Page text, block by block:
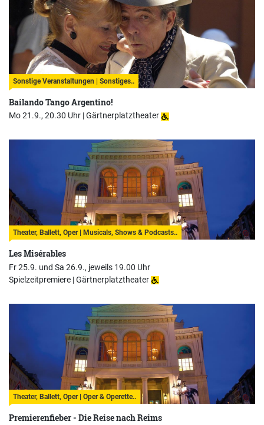
Sonstige Veranstaltungen | Sonstiges..
Bailando Tango Argentino!
Mo 21.9., 20.30 Uhr |Gärtnerplatztheater
Theater, Ballett, Oper | Musicals, Shows & Podcasts..
Les Misérables
Fr 25.9. und Sa 26.9., jeweils 19.00 Uhr
Spielzeitpremiere |Gärtnerplatztheater
Theater, Ballett, Oper | Oper & Operette..
Premierenfieber - Die Reise nach Reims